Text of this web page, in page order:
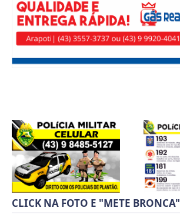
CLICK NA FOTO E "METE BRONCA"